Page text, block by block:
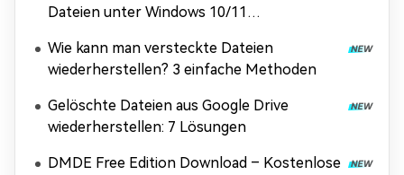
Dateien unter Windows 10/11
Wie kann man versteckte Dateien
wiederherstellen? 3 einfache Methoden
Gelöschte Dateien aus Google Drive
wiederherstellen: 7 Lösungen
DMDE Free Edition Download – Kostenlose